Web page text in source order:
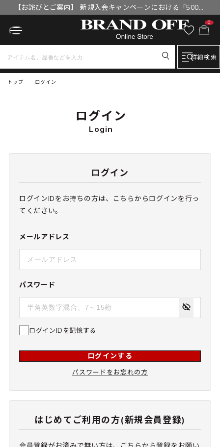
【お詫びとご案内】 新規入会キャンペーンにおける「500円
OFFクーポン」付与漏れと補填について
0
詳細検索
トップ ログイン
ログイン
Login
ログイン
ログインIDをお持ちの方は、こちらからログインを行っ
てください。
メールアドレス
パスワード
ログインIDを記憶する
ログインする
パスワードをお忘れの方
はじめてご利用の方(新規会員登録)